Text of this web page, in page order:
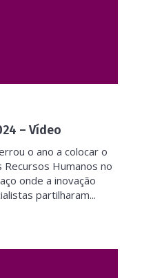
– Vídeo
o ano a colocar o
Humanos no
onde a inovação
partilharam...